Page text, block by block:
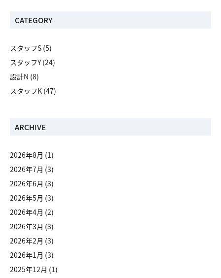
CATEGORY
スタッフS (5)
スタッフY(24)
設計N (8)
スタッフK (47)
ARCHIVE
2026年8月 (1)
2026年7月 (3)
2026年6月 (3)
2026年5月 (3)
2026年4月 (2)
2026年3月 (3)
2026年2月 (3)
2026年1月 (3)
2025年12月 (1)